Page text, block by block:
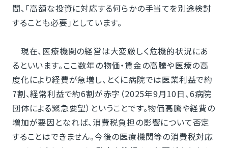
間、「高額な投資に対応する何らかの手当てを別途検討
することも必要」としています。
現在、医療機関の経営は大変厳しく危機的状況にあ
るといいます。ここ数年の物価・賃金の高騰や医療の高
度化により経費が急増し、とくに病院では医業利益で約
7割、経常利益で約6割が赤字（2025年9月10日、6病院
団体による緊急要望）ということです。物価高騰や経費の
増加が要因となれば、消費税負担の影響について否定
することはできません。今後の医療機関等の消費税対応